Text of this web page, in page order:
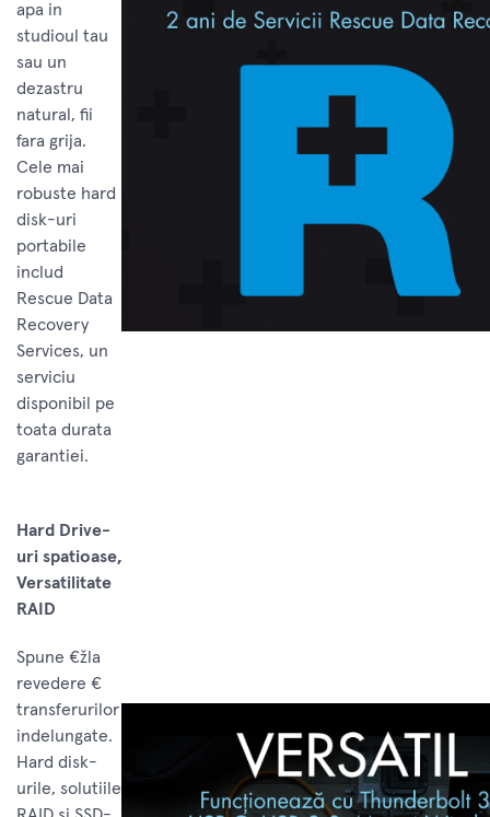
apa in
studioul tau
sau un
dezastru
natural, fii
fara grija.
Cele mai
robuste hard
disk-uri
portabile
includ
Rescue Data
Recovery
Services, un
serviciu
disponibil pe
toata durata
garantiei.
Hard Drive-
uri spatioase,
Versatilitate
RAID
Spune €žla
revedere €
transferurilor
indelungate.
Hard disk-
urile, solutiile